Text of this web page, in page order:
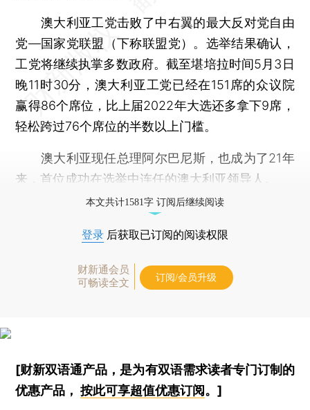
澳大利亚工党击败了中右翼的最大反对党自由
党—国家党联盟（下称联盟党）。选举结果确认，
工党将继续执掌多数政府。截至堪培拉时间5月3日
晚11时30分，澳大利亚工党已经在151席的众议院
赢得86个席位，比上届2022年大选还多拿下9席，
轻松跨过76个席位的半数以上门槛。
澳大利亚现任总理阿尔巴尼斯，也成为了21年
来，首位成功在选举中连任的澳大利亚领导人。
本文共计1581字 订阅后继续阅读
登录 后获取已订阅的阅读权限
财新通会员
可畅读全文
订阅/会员升级
[财新双语通产品，是为有双语需求读者专门订制的
优惠产品，按此可享超值优惠订阅 。]